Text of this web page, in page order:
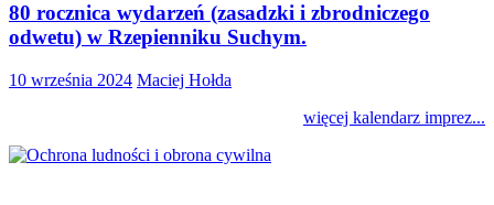
80 rocznica wydarzeń (zasadzki i zbrodniczego
odwetu) w Rzepienniku Suchym.
10 września 2024 Maciej Hołda
więcej kalendarz imprez...